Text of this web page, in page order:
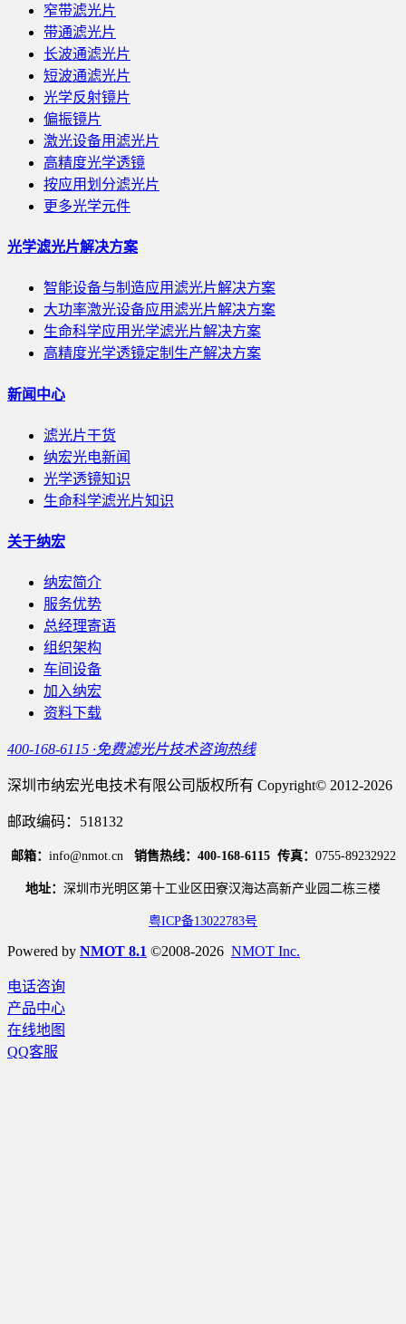
窄带滤光片
带通滤光片
长波通滤光片
短波通滤光片
光学反射镜片
偏振镜片
激光设备用滤光片
高精度光学透镜
按应用划分滤光片
更多光学元件
光学滤光片解决方案
智能设备与制造应用滤光片解决方案
大功率激光设备应用滤光片解决方案
生命科学应用光学滤光片解决方案
高精度光学透镜定制生产解决方案
新闻中心
滤光片干货
纳宏光电新闻
光学透镜知识
生命科学滤光片知识
关于纳宏
纳宏简介
服务优势
总经理寄语
组织架构
车间设备
加入纳宏
资料下载
400-168-6115 ·免费滤光片技术咨询热线
深圳市纳宏光电技术有限公司版权所有 Copyright© 2012-2026
邮政编码：518132
邮箱： info@nmot.cn 销售热线：400-168-6115 传真： 0755-89232922
地址： 深圳市光明区第十工业区田寮汉海达高新产业园二栋三楼
粤ICP备13022783号
Powered by NMOT 8.1 ©2008-2026 NMOT Inc.
电话咨询
产品中心
在线地图
QQ客服